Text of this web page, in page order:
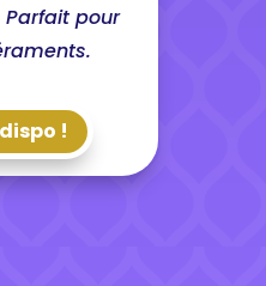
pour
!